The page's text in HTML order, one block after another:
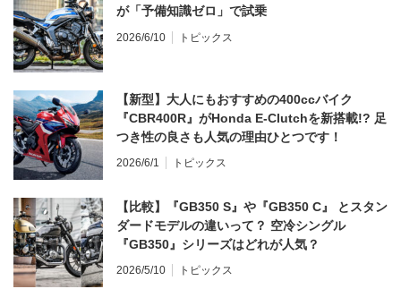
が「予備知識ゼロ」で試乗
2026/6/10 トピックス
【新型】大人にもおすすめの400ccバイク
『CBR400R』がHonda E-Clutchを新搭載!? 足
つき性の良さも人気の理由ひとつです！
2026/6/1 トピックス
【比較】『GB350 S』や『GB350 C』 とスタン
ダードモデルの違いって？ 空冷シングル
『GB350』シリーズはどれが人気？
2026/5/10 トピックス